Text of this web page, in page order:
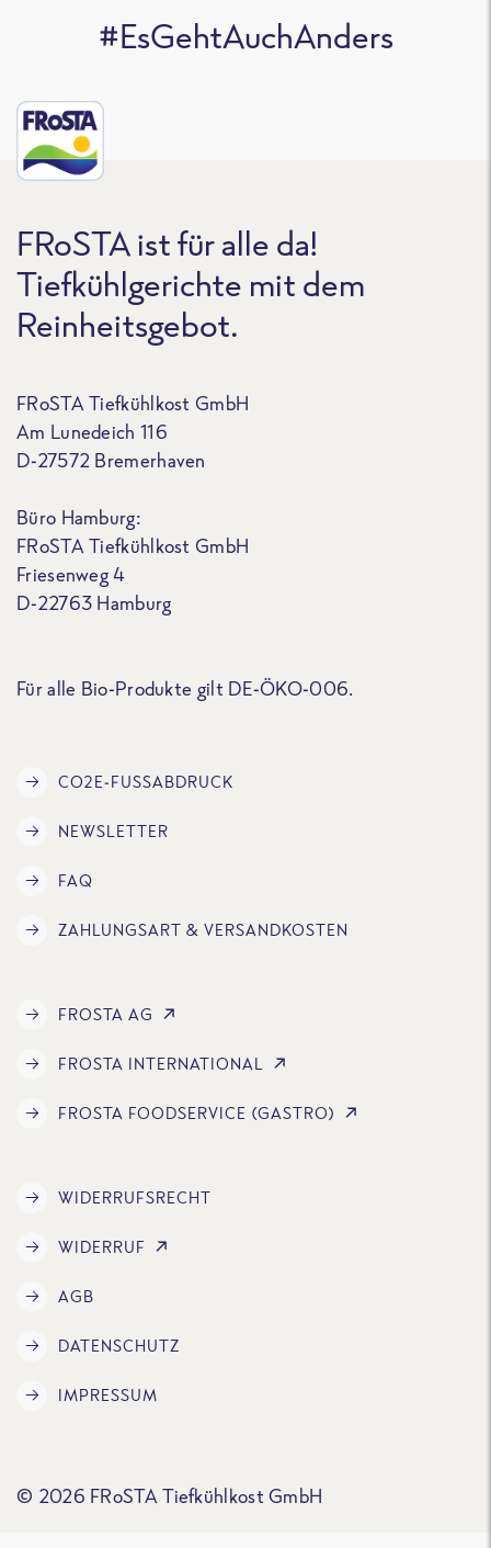
#EsGehtAuchAnders
FRoSTA ist für alle da!
Tiefkühlgerichte mit dem
Reinheitsgebot.
FRoSTA Tiefkühlkost GmbH
Am Lunedeich 116
D-27572 Bremerhaven
Büro Hamburg:
FRoSTA Tiefkühlkost GmbH
Friesenweg 4
D-22763 Hamburg
Für alle Bio-Produkte gilt DE-ÖKO-006.
CO2E-FUSSABDRUCK
NEWSLETTER
FAQ
ZAHLUNGSART & VERSANDKOSTEN
FROSTA AG
FROSTA INTERNATIONAL
FROSTA FOODSERVICE (GASTRO)
WIDERRUFSRECHT
WIDERRUF
AGB
DATENSCHUTZ
IMPRESSUM
© 2026 FRoSTA Tiefkühlkost GmbH